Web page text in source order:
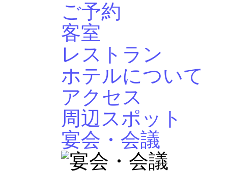
ご予約
客室
レストラン
ホテルについて
アクセス
周辺スポット
宴会・会議